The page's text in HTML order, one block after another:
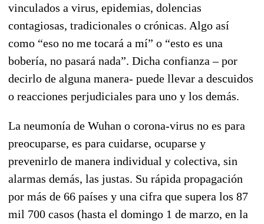
vinculados a virus, epidemias, dolencias
contagiosas, tradicionales o crónicas. Algo así
como “eso no me tocará a mí” o “esto es una
bobería, no pasará nada”. Dicha confianza – por
decirlo de alguna manera- puede llevar a descuidos
o reacciones perjudiciales para uno y los demás.
La neumonía de Wuhan o corona-virus no es para
preocuparse, es para cuidarse, ocuparse y
prevenirlo de manera individual y colectiva, sin
alarmas demás, las justas. Su rápida propagación
por más de 66 países y una cifra que supera los 87
mil 700 casos (hasta el domingo 1 de marzo, en la